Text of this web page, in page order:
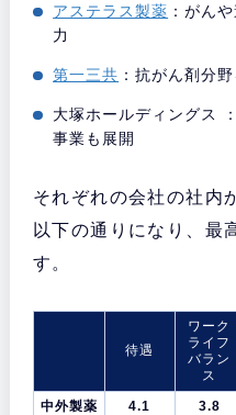
アステラス製薬 ：がん
力
第一三共 ：抗がん剤分
大塚ホールディングス
事業も展開
それぞれの会社の社内
以下の通りになり、最
す。
待遇
ワーク
ライフ
バラン
ス
中外製薬 4.1 3.8